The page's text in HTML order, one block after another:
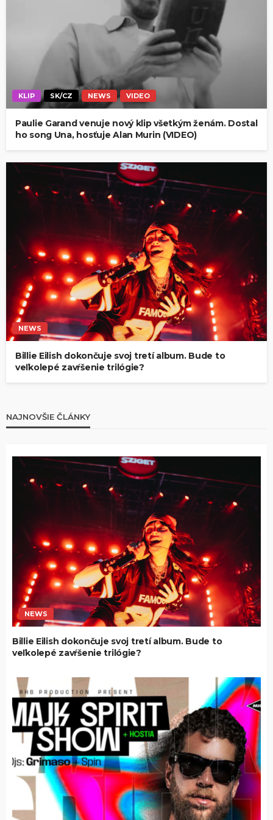
KLIP SK/CZ NEWS VIDEO
Paulie Garand venuje nový klip všetkým ženám. Dostal
ho song Una, hosťuje Alan Murin (VIDEO)
NEWS
Billie Eilish dokončuje svoj tretí album. Bude to
veľkolepé zavŕšenie trilógie?
NAJNOVŠIE ČLÁNKY
NEWS
Billie Eilish dokončuje svoj tretí album. Bude to
veľkolepé zavŕšenie trilógie?